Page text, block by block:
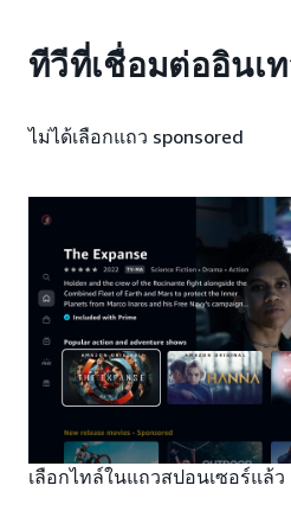
ทีวีที่เชื่อมต่ออินเ
ไม่ได้เลือกแถว sponsored
เลือกไทล์ในแถวสปอนเซอร์แล้ว